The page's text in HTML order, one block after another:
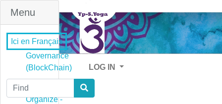
Menu
Governance
(BlockChain)
Governance -
Organize -
Ici en Français
LOG IN
Find